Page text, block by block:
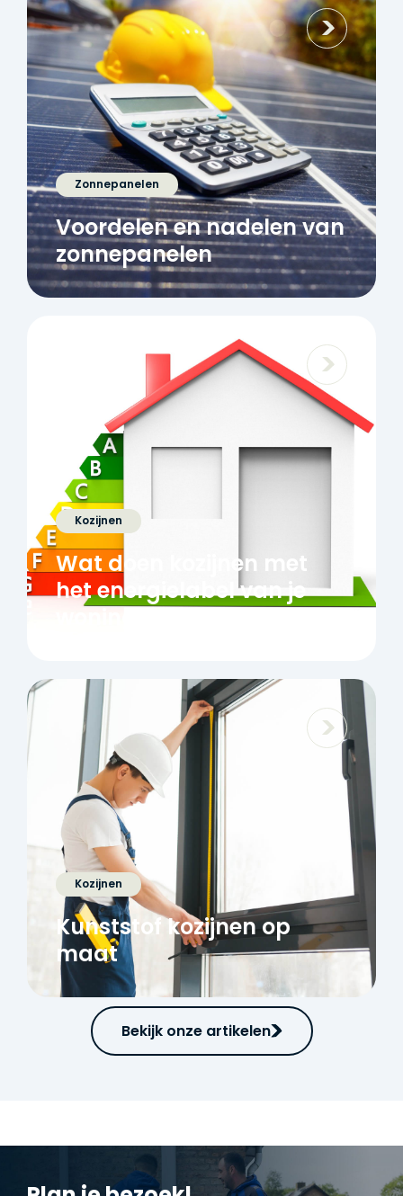
Zonnepanelen
Voordelen en nadelen van
zonnepanelen
Kozijnen
Wat doen kozijnen met
het energielabel van je
Kozijnen
Kunststof kozijnen op
maat
Bekijk onze artikelen